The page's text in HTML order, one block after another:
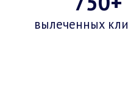
вылеченных